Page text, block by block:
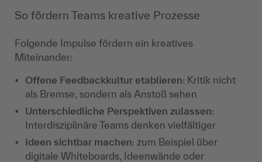
So fördern Teams kreative Prozesse
Folgende Impulse fördern ein kreatives
Miteinander:
Offene Feedbackkultur etablieren: Kritik nicht
als Bremse, sondern als Anstoß sehen
Unterschiedliche Perspektiven zulassen:
Interdisziplinäre Teams denken vielfältiger
Ideen sichtbar machen: zum Beispiel über
digitale Whiteboards, Ideenwände oder